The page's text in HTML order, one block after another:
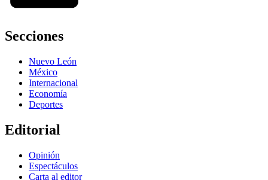
Secciones
Nuevo León
México
Internacional
Economía
Deportes
Editorial
Opinión
Espectáculos
Carta al editor